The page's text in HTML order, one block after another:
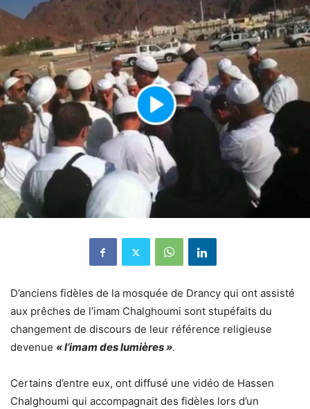
D’anciens fidèles de la mosquée de Drancy qui ont assisté
aux prêches de l’imam Chalghoumi sont stupéfaits du
changement de discours de leur référence religieuse
devenue « l’imam des lumières ».
Certains d’entre eux, ont diffusé une vidéo de Hassen
Chalghoumi qui accompagnait des fidèles lors d’un